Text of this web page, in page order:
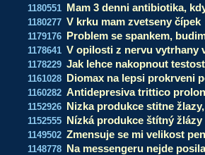
1180551 Mam 3 denni antibiotika,
1180277 V krku mam zvetseny čípek
1179176 Problem se spankem,
1178641 V opilosti z nervu vytrhany
1178229 Jak lehce nakopnout
1161028 Diomax na lepsi prokrveni
1160282 Antidepresiva trittico
1152926 Nizka produkce stitne
1152555 Nízká produkce štítný žlázy
1149502 Zmensuje se mi velikost
1148778 Na messengeru nejde